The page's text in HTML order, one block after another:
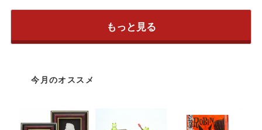
もっと見る
今月のオススメ